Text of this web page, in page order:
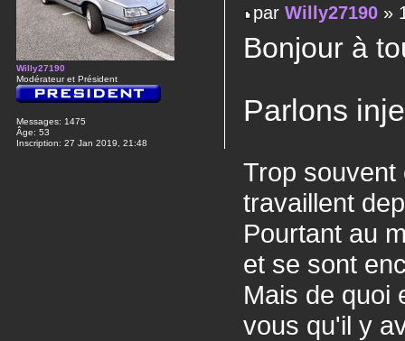
parWilly27190 »
Bonjour à
Parlons
Trop souvent
travaillent
Pourtant au
et se sont
Mais de quoi
vous qu'il y
Willy27190
Modérateur et Président
Messages: 1475
Âge: 53
Inscription: 27 Jan 2019, 21:48